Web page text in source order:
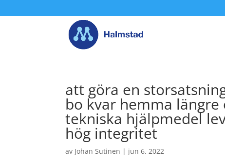
att göra en
bo kvar hemma
tekniska hjälpmedel
hög integritet
av Johan Sutinen | jun 6, 2022